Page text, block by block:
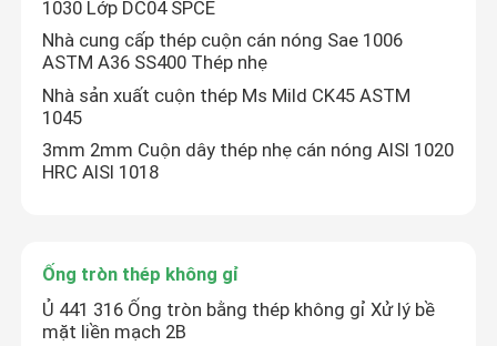
1030 Lớp DC04 SPCE
Nhà cung cấp thép cuộn cán nóng Sae 1006
ASTM A36 SS400 Thép nhẹ
Nhà sản xuất cuộn thép Ms Mild CK45 ASTM
1045
3mm 2mm Cuộn dây thép nhẹ cán nóng AISI 1020
HRC AISI 1018
Ống tròn thép không gỉ
Ủ 441 316 Ống tròn bằng thép không gỉ Xử lý bề
mặt liền mạch 2B